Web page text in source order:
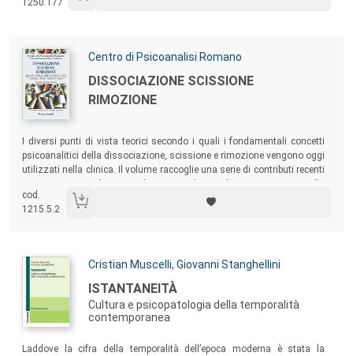
Autori:
Centro di Psicoanalisi Romano
Titolo:
DISSOCIAZIONE SCISSIONE
RIMOZIONE
Sommario:
I diversi punti di vista teorici secondo i quali i fondamentali concetti
psicoanalitici della dissociazione, scissione e rimozione vengono oggi
utilizzati nella clinica. Il volume raccoglie una serie di contributi recenti
Società Psicoanalitica Italiana.
cod.
1215.5.2
Autori:
Cristian Muscelli, Giovanni Stanghellini
Titolo:
ISTANTANEITÀ
Cultura e psicopatologia della temporalità
contemporanea
Laddove la cifra della temporalità dell’epoca moderna è stata la